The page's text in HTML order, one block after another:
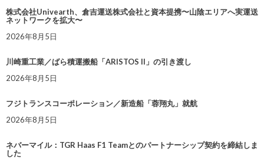
株式会社Univearth、倉吉運送株式会社と資本提携〜山陰エリアへ実運送
ネットワークを拡大〜
2026年8月5日
川崎重工業／ばら積運搬船「ARISTOS II」の引き渡し
2026年8月5日
フジトランスコーポレーション／新造船「蓉翔丸」就航
2026年8月5日
ネバーマイル：TGR Haas F1 Teamとのパートナーシップ契約を締結しま
した